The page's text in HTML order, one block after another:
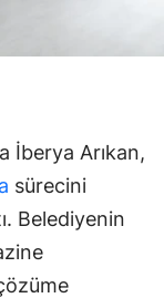
İberya Arıkan,
sürecini
Belediyenin